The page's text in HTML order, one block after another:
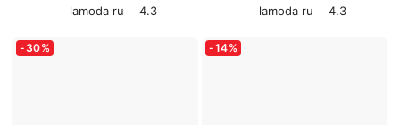
lamoda ru 4.3 lamoda ru 4.3
- 30% -14%